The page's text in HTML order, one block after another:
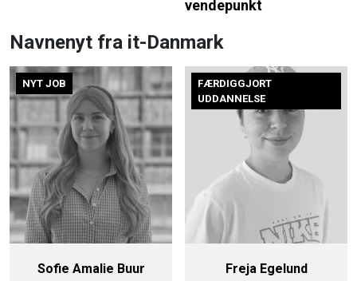
vendepunkt
Navnenyt fra it-Danmark
NYT JOB
Sofie Amalie Buur
FÆRDIGGJORT
UDDANNELSE
Freja Egelund